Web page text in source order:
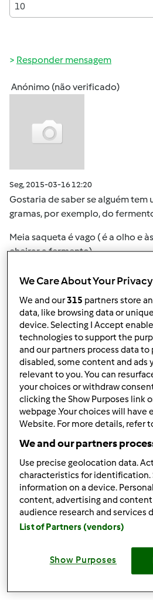
10
Responder mensagem
Anónimo (não verificado)
Seg, 2015-03-16 12:20
Gostaria de saber se alguém tem
gramas, por exemplo, do
Meia saqueta é vago ( é a olho e
cheirar a fermento)
Considero que a bimby não pesa
Há alguma dica ou truque?
Obrigada
Topo
Iniciar sessãoou
Mixie (não verificado)
We Care About Your Privacy
We and our315 partners store
data, like browsing data or
device. Selecting I Accept
technologies to support the
and our partners process data to
disabled, some content and ads
relevant to you. You can
your choices or withdraw
clicking the Show Purposes link
webpage .Your choices will
Website. For more details, refer
We and our partners
Use precise geolocation data.
characteristics for identification.
information on a device.
content, advertising and
audience research and services
List of Partners (vendors)
Show Purposes